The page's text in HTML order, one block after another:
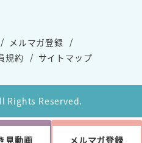
メルマガ登録
規約 サイトマップ
Rights Reserved.
見動画 メルマガ登録